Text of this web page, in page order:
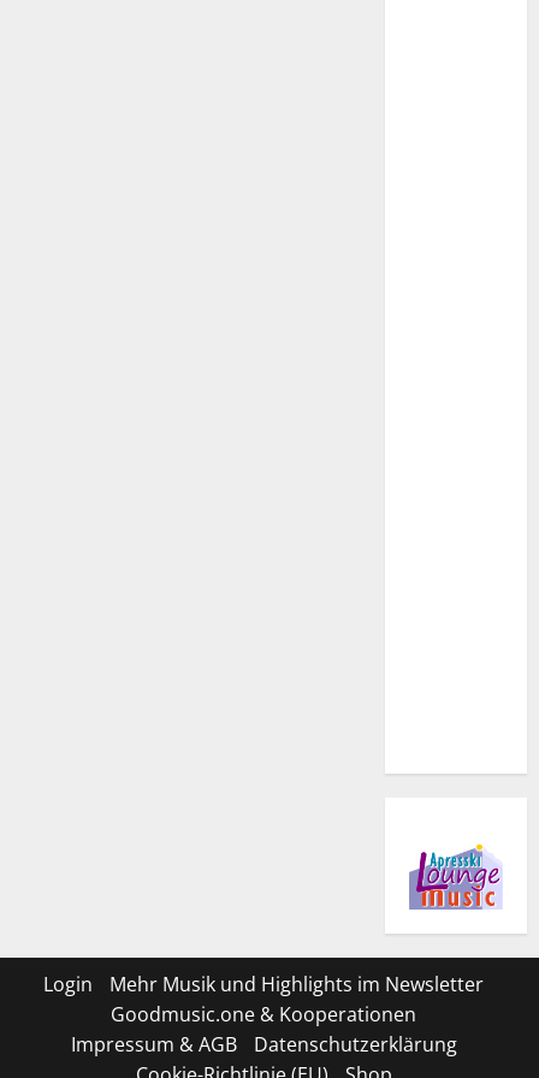
Login
Mehr Musik und Highlights im Newsletter
Goodmusic.one & Kooperationen
Impressum & AGB
Datenschutzerklärung